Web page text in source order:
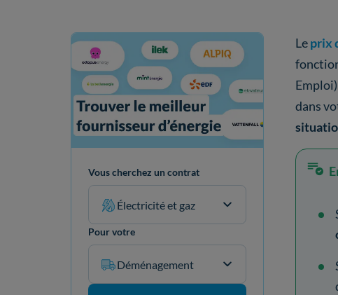
Vous cherchez un contrat
Électricité et gaz
Pour votre
Déménagement
Leprix
dans